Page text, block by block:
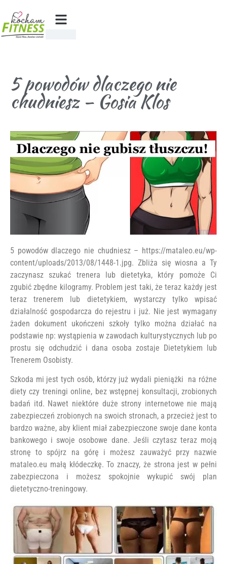
5 powodów dlaczego nie
chudniesz – Gosia Klos
5 powodów dlaczego nie chudniesz – https://mataleo.eu/wp-
content/uploads/2013/08/1448-1.jpg. Zbliża się wiosna a Ty
zaczynasz szukać trenera lub dietetyka, który pomoże Ci
zgubić zbędne kilogramy. Problem jest taki, że teraz każdy jest
teraz trenerem lub dietetykiem, wystarczy tylko wpisać
działalność gospodarcza do rejestru i już. Nie jest wymagany
żaden dokument ukończeni szkoły tylko można działać na
podstawie np: wystąpienia w zawodach kulturystycznych lub po
prostu się odchudzić i dana osoba zostaje Dietetykiem lub
Trenerem Osobisty.
Szkoda mi jest tych osób, którzy już wydali pieniążki na różne
diety czy treningi online, bez wstępnej konsultacji, zrobionych
badań itd. Nawet niektóre duże strony internetowe nie mają
zabezpieczeń zrobionych na swoich stronach, a przecież jest to
bardzo ważne, aby klient miał zabezpieczone swoje dane konta
bankowego i swoje osobowe dane. Jeśli czytasz teraz moją
stronę to spójrz na górę i możesz zauważyć przy nazwie
mataleo.eu małą kłódeczkę. To znaczy, że strona jest w pełni
zabezpieczona i możesz spokojnie wykupić swój plan
dietetyczno-treningowy.